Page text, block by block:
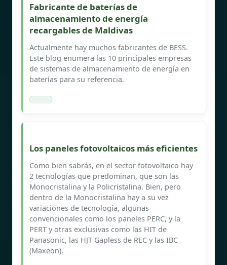
Fabricante de baterías de
almacenamiento de energía
recargables de Maldivas
Actualmente hay muchos fabricantes de BESS.
Este blog enumera las 10 principales empresas
de sistemas de almacenamiento de energía en
baterías para su referencia.
Los paneles fotovoltaicos más eficientes
Como bien sabrás, en el sector fotovoltaico hay
2 tecnologías que predominan, que son las
Monocristalina y la Policristalina. Bien, pero
dentro de la Monocristalina hay a su vez
variaciones de tecnología, algunas
convencionales como los paneles PERC, y la
PERT y otras exclusivas como las HIT de
Panasonic, las HJT Gapless de REC y las IBC
(Maxeon).